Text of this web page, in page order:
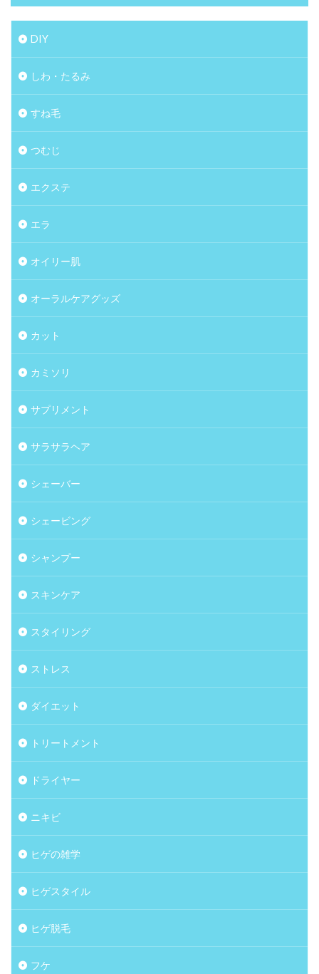
DIY
しわ・たるみ
すね毛
つむじ
エクステ
エラ
オイリー肌
オーラルケアグッズ
カット
カミソリ
サプリメント
サラサラヘア
シェーバー
シェービング
シャンプー
スキンケア
スタイリング
ストレス
ダイエット
トリートメント
ドライヤー
ニキビ
ヒゲの雑学
ヒゲスタイル
ヒゲ脱毛
フケ